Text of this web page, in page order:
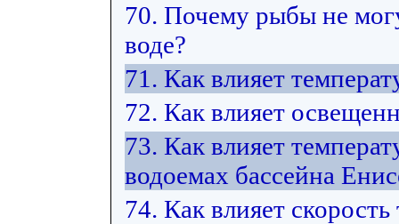
70. Почему рыбы не
воде?
71. Как влияет
72. Как влияет
73. Как влияет
водоемах бассейна
74. Как влияет